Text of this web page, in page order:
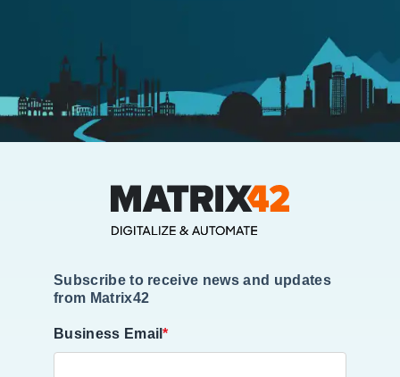
Subscribe to receive news and updates
from Matrix42
Business Email*